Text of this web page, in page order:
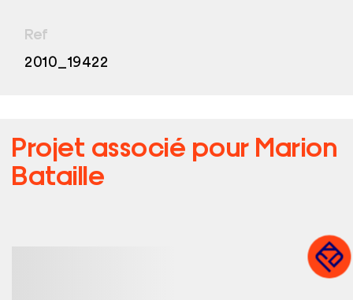
Ref
2010_19422
Projet associé pour Marion
Bataille